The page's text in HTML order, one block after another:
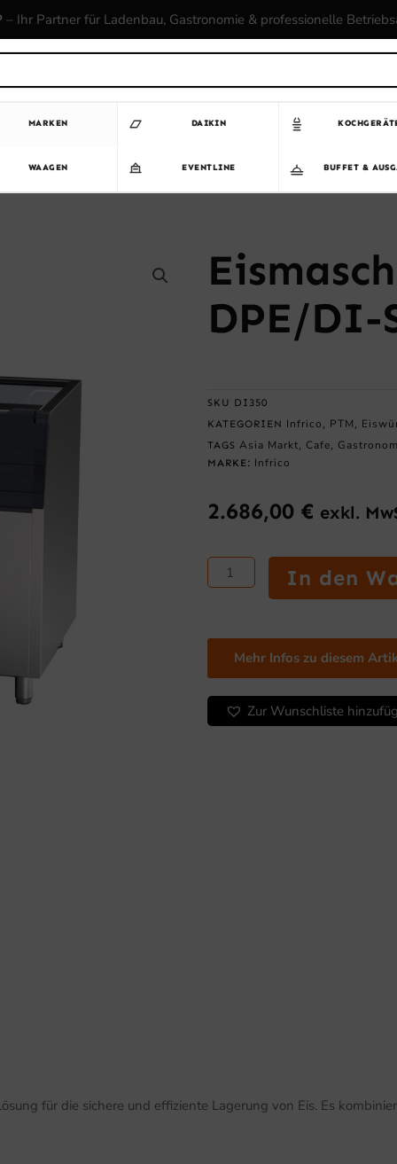
– Ihr Partner für Ladenbau, Gastronomie & professionelle
MARKEN DAIKIN
WAAGEN EVENTLINE BUFFET &
DPE/DI-
SKU DI350
KATEGORIEN Infrico , PTM ,
TAGS Asia Markt, Cafe,
MARKE: Infrico
2.686,00 € exkl.
Eismaschinenlager
der
DPE/DI-
DI350
Menge
In den
Mehr Infos zu diesem
Zur Wunschliste
für die sichere und effiziente Lagerung von Eis. Es